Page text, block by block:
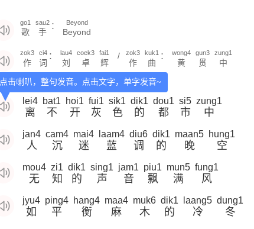
歌
go1
手
sau2 ：
Beyond
Beyond
作
zok3
词
ci4 ：
刘
lau4
卓
coek3
辉
fai1 /
作
zok3
曲
kuk1 ：
黄
wong4
贯
gun3
中
zung1
点击喇叭，整句发音。点击文字，单字发音~
离
lei4
不
bat1
开
hoi1
灰
fui1
色
sik1
的
dik1
都
dou1
市
si5
中
zung1
人
jan4
沉
cam4
迷
mai4
蓝
laam4
调
diu6
的
dik1
晚
maan5
空
hung1
无
mou4
知
zi1
的
dik1
声
sing1
音
jam1
飘
piu1
满
mun5
风
fung1
如
jyu4
平
ping4
衡
hang4
麻
maa4
木
muk6
的
dik1
冷
laang5
冬
dung1